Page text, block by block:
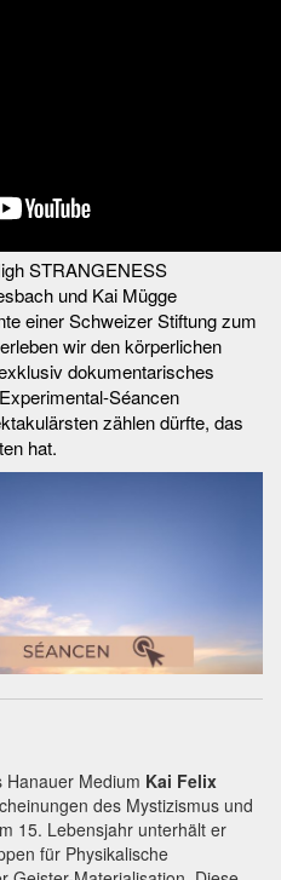
STRANGENESS
und Kai Mügge
einer Schweizer Stiftung zum
wir den körperlichen
dokumentarisches
Séancen
zählen dürfte, das
hat.
Medium Kai Felix
des Mystizismus und
15. Lebensjahr unterhält er
für Physikalische